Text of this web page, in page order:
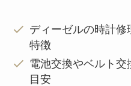
ディーゼルの時計
特徴
電池交換やベルト
目安